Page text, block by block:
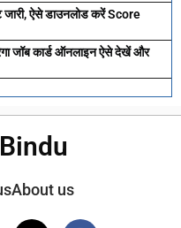
ऐसे डाउनलोड करें Score
जॉब कार्ड ऑनलाइन ऐसे देखें और
About us